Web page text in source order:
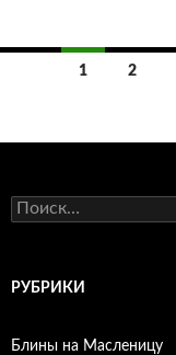
Навигация
записям
1 2
Найти:
РУБРИКИ
Блины на Масленицу